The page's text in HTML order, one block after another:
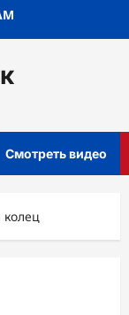
Смотреть видео